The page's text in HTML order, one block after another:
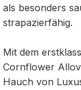
als besonders
strapazierfähig.
Mit dem
Cornflower
Hauch von